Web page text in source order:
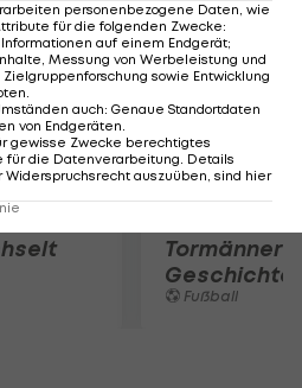
Tormänner
Geschichte
Fußball
personenbezogene Daten, wie
für die folgenden Zwecke:
auf einem Endgerät;
Messung von Werbeleistung und
sowie Entwicklung
.
auch: Genaue Standortdaten
von Endgeräten.
gewisse Zwecke berechtigtes
für die Datenverarbeitung. Details
auszuüben, sind hier